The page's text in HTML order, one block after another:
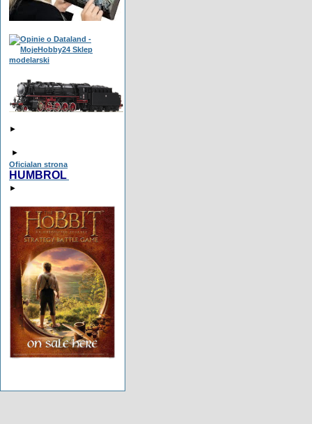
►
►
Oficialan strona
HUMBROL
►